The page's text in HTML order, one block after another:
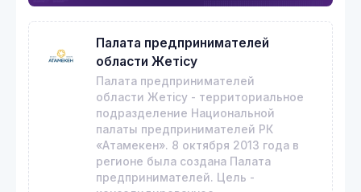
Палата предпринимателей
области Жетісу
Палата предпринимателей
области Жетісу - территориальное
подразделение Национальной
палаты предпринимателей РК
«Атамекен». 8 октября 2013 года в
регионе была создана Палата
предпринимателей. Цель -